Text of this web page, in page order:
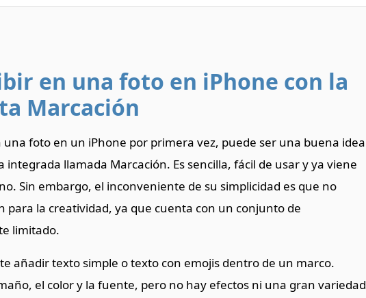
en una foto en iPhone con la
Marcación
una foto en un iPhone por primera vez, puede ser una buena idea
llamada Marcación. Es sencilla, fácil de usar y ya viene
Sin embargo, el inconveniente de su simplicidad es que no
para la creatividad, ya que cuenta con un conjunto de
limitado.
añadir texto simple o texto con emojis dentro de un marco.
el color y la fuente, pero no hay efectos ni una gran variedad